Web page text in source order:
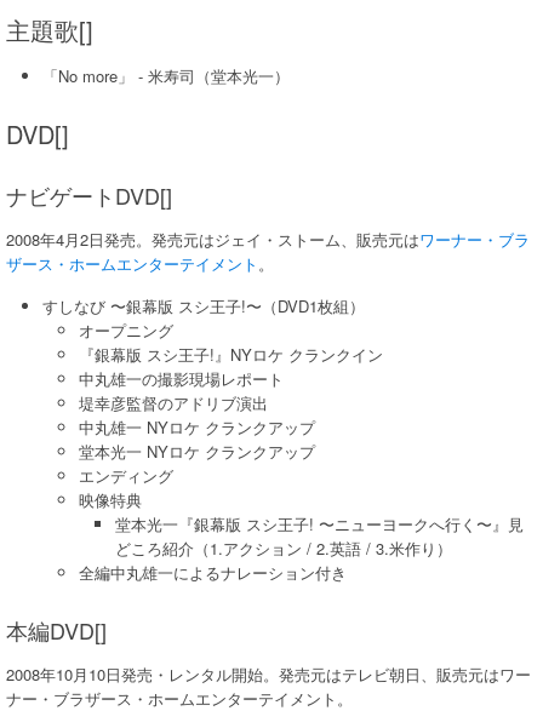
主題歌[]
「No more」 - 米寿司（堂本光一）
DVD[]
ナビゲートDVD[]
2008年4月2日発売。発売元はジェイ・ストーム、販売元はワーナー・ブラ
ザース・ホームエンターテイメント 。
すしなび 〜銀幕版 スシ王子!〜（DVD1枚組）
オープニング
『銀幕版 スシ王子!』NYロケ クランクイン
中丸雄一の撮影現場レポート
堤幸彦監督のアドリブ演出
中丸雄一 NYロケ クランクアップ
堂本光一 NYロケ クランクアップ
エンディング
映像特典
堂本光一『銀幕版 スシ王子! 〜ニューヨークへ行く〜』見
どころ紹介（1.アクション / 2.英語 / 3.米作り）
全編中丸雄一によるナレーション付き
本編DVD[]
2008年10月10日発売・レンタル開始。発売元はテレビ朝日、販売元はワー
ナー・ブラザース・ホームエンターテイメント。